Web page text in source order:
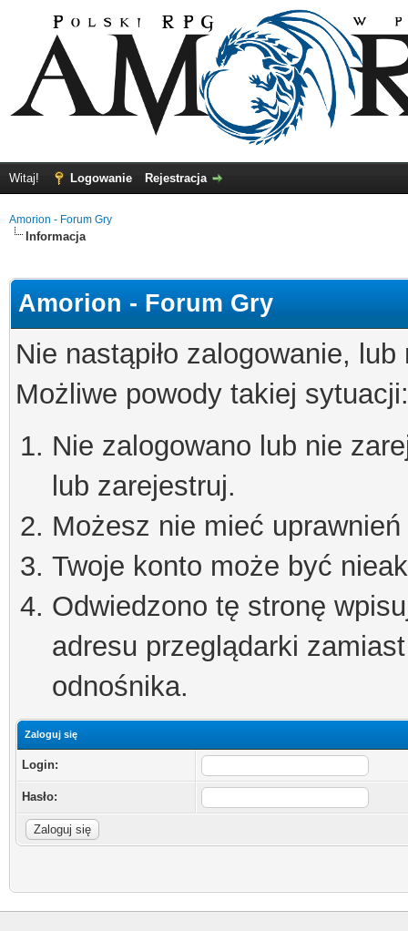
Witaj! Logowanie Rejestracja
Amorion - Forum Gry
Informacja
Amorion - Forum Gry
Nie nastąpiło zalogowanie,
Możliwe powody takiej sytuacji:
Nie zalogowano lub nie
lub zarejestruj.
Możesz nie mieć
Twoje konto może być
Odwiedzono tę stronę
adresu przeglądarki
odnośnika.
Zaloguj się
Login:
Hasło: